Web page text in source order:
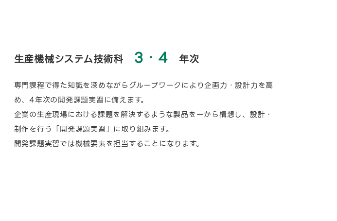
生産機械システム技術科 3・4 年次
専門課程で得た知識を深めながらグループワークにより企画力・設計力を高
め、4年次の開発課題実習に備えます。
企業の生産現場における課題を解決するような製品を一から構想し、設計・
制作を行う「開発課題実習」に取り組みます。
開発課題実習では機械要素を担当することになります。